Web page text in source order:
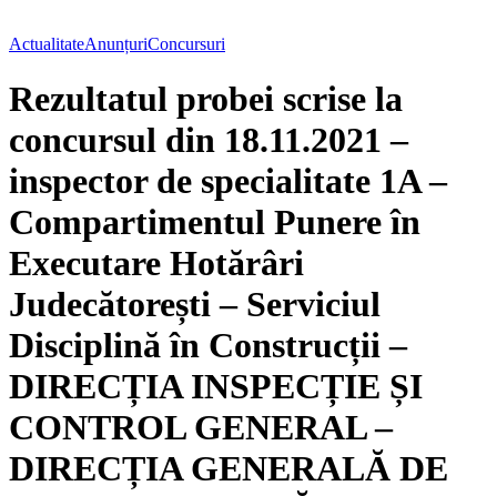
ActualitateAnunțuriConcursuri
Rezultatul probei scrise la
concursul din 18.11.2021 –
inspector de specialitate 1A –
Compartimentul Punere în
Executare Hotărâri
Judecătorești – Serviciul
Disciplină în Construcții –
DIRECȚIA INSPECȚIE ȘI
CONTROL GENERAL –
DIRECȚIA GENERALĂ DE